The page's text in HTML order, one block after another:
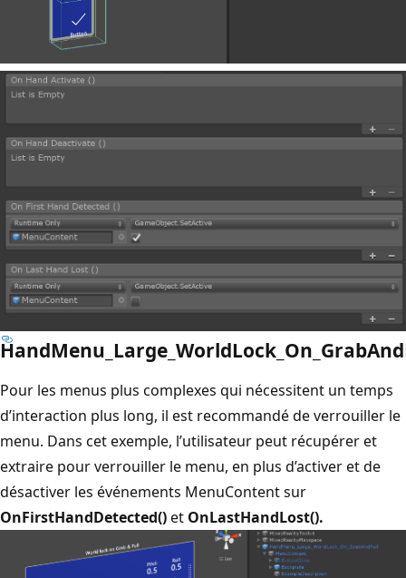
Pour les menus plus complexes qui nécessitent un temps
d’interaction plus long, il est recommandé de verrouiller le
menu. Dans cet exemple, l’utilisateur peut récupérer et
extraire pour verrouiller le menu, en plus d’activer et de
désactiver les événements MenuContent sur
OnFirstHandDetected()et OnLastHandLost().